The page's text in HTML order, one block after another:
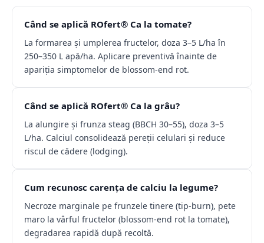
Când se aplică ROfert® Ca la tomate?
La formarea și umplerea fructelor, doza 3–5 L/ha în
250–350 L apă/ha. Aplicare preventivă înainte de
apariția simptomelor de blossom-end rot.
Când se aplică ROfert® Ca la grâu?
La alungire și frunza steag (BBCH 30–55), doza 3–5
L/ha. Calciul consolidează pereții celulari și reduce
riscul de cădere (lodging).
Cum recunosc carența de calciu la legume?
Necroze marginale pe frunzele tinere (tip-burn), pete
maro la vârful fructelor (blossom-end rot la tomate),
degradarea rapidă după recoltă.